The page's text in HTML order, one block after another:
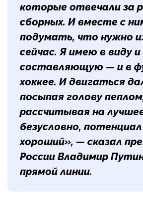
которые отвечали за
сборных. И вместе с
подумать, что нужно
сейчас. Я имею в виду
составляющую — и в
хоккее. И двигаться
посыпая голову
рассчитывая на
безусловно,
хороший», — сказал
России Владимир
прямой линии.